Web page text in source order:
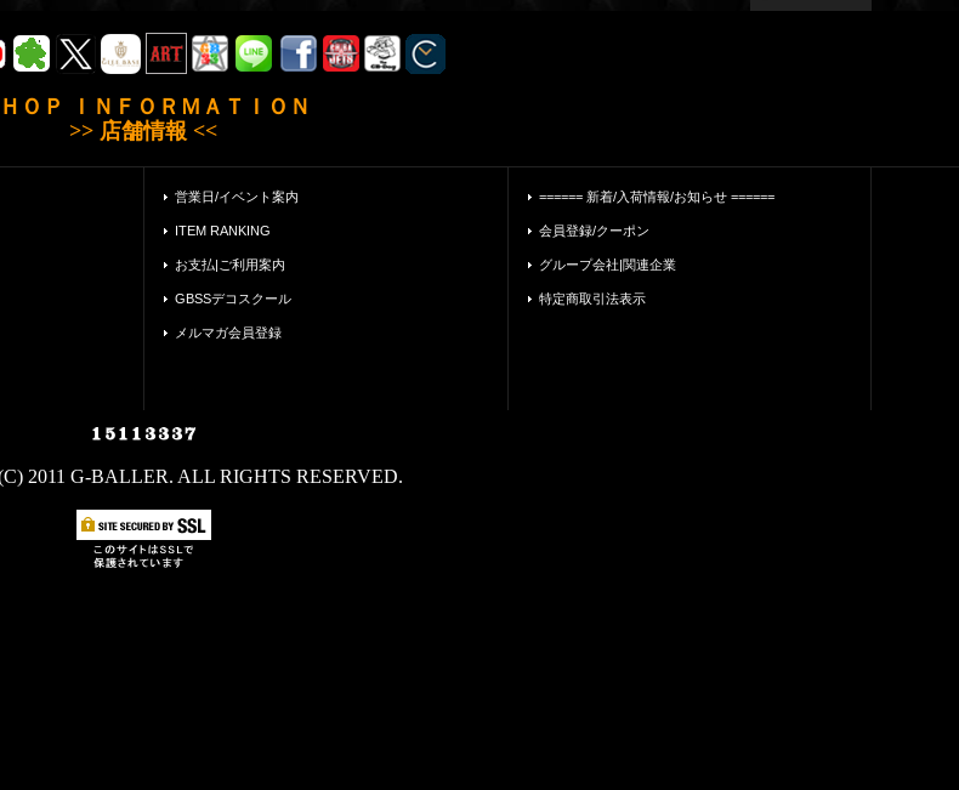
ＯＰ ＩＮＦＯＲＭＡＴＩＯＮ
>> 店舗情報 <<
営業日/イベント案内
ITEM RANKING
お支払|ご利用案内
GBSSデコスクール
メルマガ会員登録
====== 新着/入荷情報/お知らせ ======
会員登録/クーポン
グループ会社|関連企業
特定商取引法表示
2011 G-BALLER. ALL RIGHTS RESERVED.